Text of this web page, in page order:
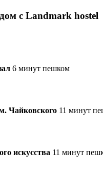
c Landmark hostel
6 минут пешком
Чайковского 11 минут
искусства 11 минут